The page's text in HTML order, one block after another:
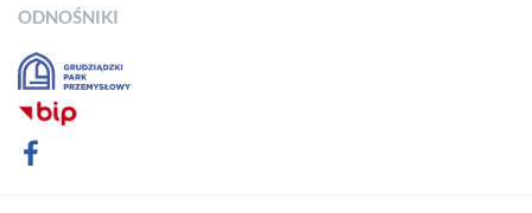
ODNOŚNIKI